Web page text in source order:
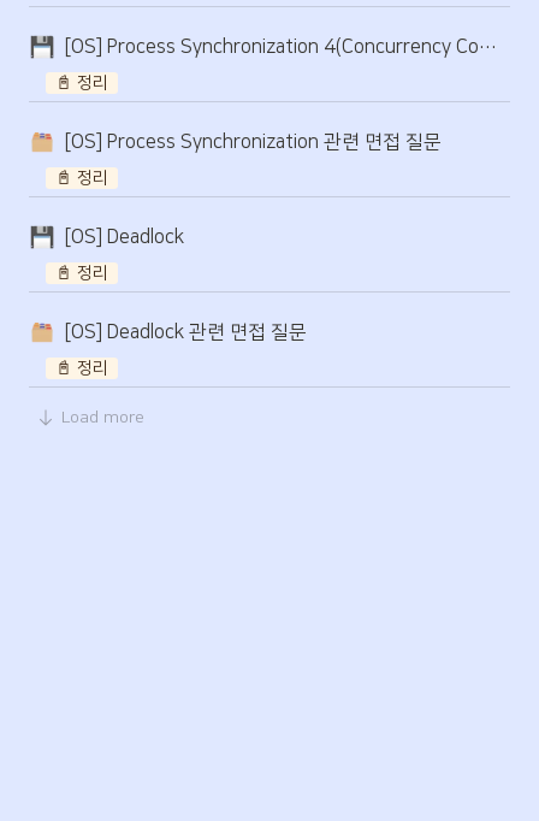
[OS] Process Synchronization 4(Concurrency Control)
📓 정리
[OS] Process Synchronization 관련 면접 질문
📓 정리
[OS] Deadlock
📓 정리
[OS] Deadlock 관련 면접 질문
📓 정리
Load more